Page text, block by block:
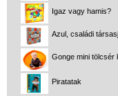
Igaz vagy hamis?
Azul, családi
Gonge mini tölcsér
Piratatak